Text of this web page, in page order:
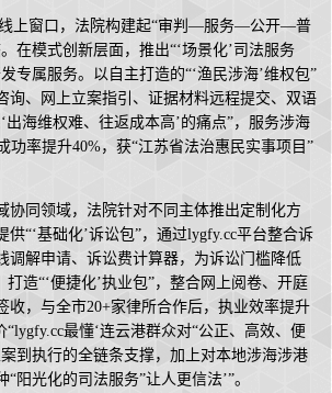
上窗口，法院构建起“审判—服务—公开—普
在模式创新层面，推出“‘场景化’司法服务
专属服务。以自主打造的“‘渔民涉海’维权包”
询、网上立案指引、证据材料远程提交、双语
出海维权难、往返成本高’的痛点”，服务涉海
功率提升40%，获“江苏省法治惠民实事项目”
协同领域，法院针对不同主体推出定制化方
供“‘基础化’诉讼包”，通过lygfy.cc平台整合诉
调解申请、诉讼费计算器，为诉讼门槛降低
造“‘便捷化’执业包”，整合网上阅卷、开庭
收，与全市20+家律所合作后，执业效率提升
最懂‘连云港群众对“公正、高效、便
到执行的全链条支撑，加上对本地涉海涉港
阳光化的司法服务”让人更信法’”。